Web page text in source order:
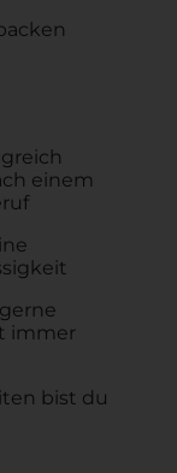
einem
immer
bist du